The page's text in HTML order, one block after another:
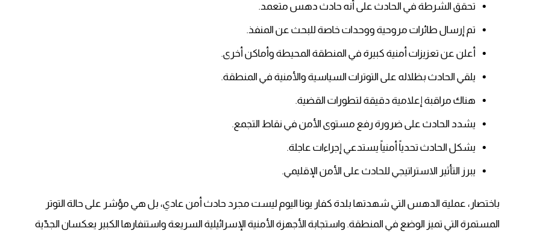
تحقق الشرطة في الحادث على أنه حادث دهس متعمد.
تم إرسال طائرات مروحية ووحدات خاصة للبحث عن المنفذ.
أعلن عن تعزيزات أمنية كبيرة في المنطقة المحيطة وأماكن أخرى.
يلقي الحادث بظلاله على التوترات السياسية والأمنية في المنطقة.
هناك مراقبة إعلامية دقيقة لتطورات القضية.
يشدد الحادث على ضرورة رفع مستوى الأمن في نقاط التجمع.
يشكل الحادث تحدياً أمنياً يستدعي إجراءات عاجلة.
يبرز التأثير الاستراتيجي للحادث على الأمن الإقليمي.
باختصار، عملية الدهس التي شهدتها بلدة كفار يونا اليوم ليست مجرد حادث أمن عادي، بل هي مؤشر على حالة التوتر
المستمرة التي تميز الوضع في المنطقة. واستجابة الأجهزة الأمنية الإسرائيلية السريعة واستنفارها الكبير يعكسان الجدّية